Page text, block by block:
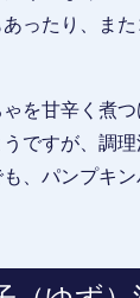
ったり、ま
を甘辛く煮
ですが、調
、パンプキ